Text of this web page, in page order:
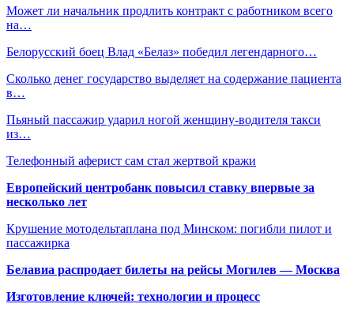
Может ли начальник продлить контракт с работником всего
на…
Белорусский боец Влад «Белаз» победил легендарного…
Сколько денег государство выделяет на содержание пациента
в…
Пьяный пассажир ударил ногой женщину-водителя такси
из…
Телефонный аферист сам стал жертвой кражи
Европейский центробанк повысил ставку впервые за
несколько лет
Крушение мотодельтаплана под Минском: погибли пилот и
пассажирка
Белавиа распродает билеты на рейсы Могилев — Москва
Изготовление ключей: технологии и процесс